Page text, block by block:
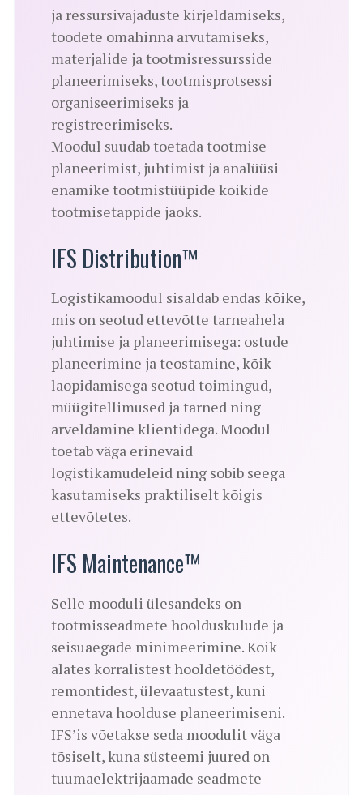
ja ressursivajaduste kirjeldamiseks,
toodete omahinna arvutamiseks,
materjalide ja tootmisressursside
planeerimiseks, tootmisprotsessi
organiseerimiseks ja
registreerimiseks.
Moodul suudab toetada tootmise
planeerimist, juhtimist ja analüüsi
enamike tootmistüüpide kõikide
tootmisetappide jaoks.
IFS Distribution™
Logistikamoodul sisaldab endas kõike,
mis on seotud ettevõtte tarneahela
juhtimise ja planeerimisega: ostude
planeerimine ja teostamine, kõik
laopidamisega seotud toimingud,
müügitellimused ja tarned ning
arveldamine klientidega. Moodul
toetab väga erinevaid
logistikamudeleid ning sobib seega
kasutamiseks praktiliselt kõigis
ettevõtetes.
IFS Maintenance™
Selle mooduli ülesandeks on
tootmisseadmete hoolduskulude ja
seisuaegade minimeerimine. Kõik
alates korralistest hooldetöödest,
remontidest, ülevaatustest, kuni
ennetava hoolduse planeerimiseni.
IFS’is võetakse seda moodulit väga
tõsiselt, kuna süsteemi juured on
tuumaelektrijaamade seadmete